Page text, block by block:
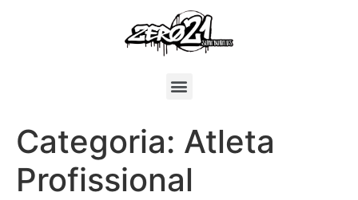
Categoria: Atleta
Profissional